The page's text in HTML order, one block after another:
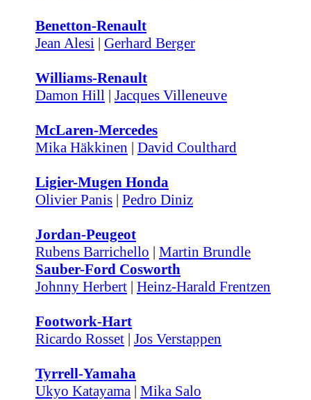
Benetton-Renault
Jean Alesi | Gerhard Berger
Williams-Renault
Damon Hill | Jacques Villeneuve
McLaren-Mercedes
Mika Häkkinen | David Coulthard
Ligier-Mugen Honda
Olivier Panis | Pedro Diniz
Jordan-Peugeot
Rubens Barrichello | Martin Brundle
Sauber-Ford Cosworth
Johnny Herbert | Heinz-Harald Frentzen
Footwork-Hart
Ricardo Rosset | Jos Verstappen
Tyrrell-Yamaha
Ukyo Katayama | Mika Salo